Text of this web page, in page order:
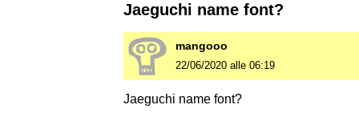
Jaeguchi name font?
mangooo
22/06/2020 alle 06:19
Jaeguchi name font?